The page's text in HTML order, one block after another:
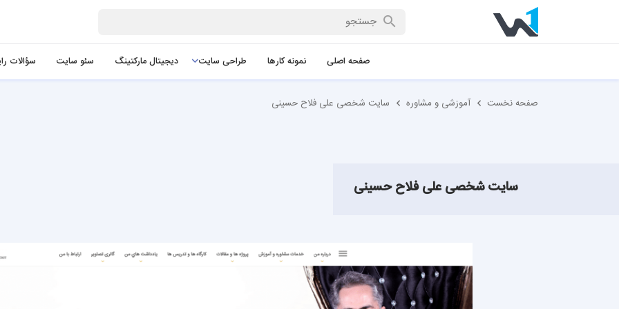
صفحه اصلی نمونه کارها طراحی سایت دیجیتال مارکتینگ سئو سایت سؤالات
صفحه نخست آموزشی و مشاوره سایت شخصی علی فلاح حسینی
سایت شخصی علی فلاح حسینی